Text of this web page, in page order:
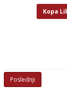
Kopa
Poslednji